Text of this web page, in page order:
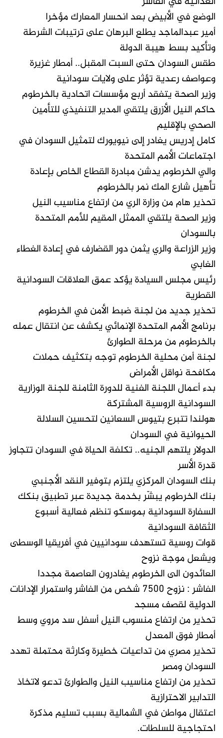
الوضع في الأبيض بعد انحسار المعارك مؤخرا
أمير عبدالماجد يطلع البرهان على ترتيبات الشرطة
وتأكيد بسط هيبة الدولة
طقس السودان حتى السبت المقبل.. أمطار غزيرة
وعواصف رعدية تؤثر على ولايات سودانية
وزير الصحة يتفقد أربع مؤسسات اتحادية بالخرطوم
حاكم النيل الأزرق يلتقي المدير التنفيذي للتأمين
الصحي بالإقليم
كامل إدريس يغادر إلى نيويورك لتمثيل السودان في
اجتماعات الأمم المتحدة
والي الخرطوم يدشن مبادرة القطاع الخاص بإعادة
تأهيل شارع المك نمر بالخرطوم
تحذير هام من وزارة الري من ارتفاع مناسيب النيل
وزير الصحة يلتقي الممثل المقيم للأمم المتحدة
بالسودان
وزير الزراعة والري يثمن دور القضارف في إعادة الغطاء
الغابي
رئيس مجلس السيادة يؤكد عمق العلاقات السودانية
القطرية
تحذير جديد من لجنة ضبط الأمن في الخرطوم
برنامج الأمم المتحدة الإنمائي يكشف عن انتقال عمله
بالخرطوم من مرحلة الطوارئ
لجنة أمن محلية الخرطوم توجه بتكثيف حملات
مكافحة نواقل الأمراض
بدء أعمال اللجنة الفنية للدورة الثامنة للجنة الوزارية
السودانية الروسية المشتركة
هولندا تتبرع بتيوس السعانين لتحسين السلالة
الحيوانية في السودان
الدولار يلتهم الجنيه.. تكلفة الحياة في السودان تتجاوز
قدرة الأسر
بنك السودان المركزي يلتزم بتوفير النقد الأجنبي
بنك الخرطوم يبشّر بخدمة جديدة عبر تطبيق بنكك
السفارة السودانية بموسكو تنظم فعالية أسبوع
الثقافة السودانية
قوات روسية تستهدف سودانيين في أفريقيا الوسطى
ويشعل موجة نزوح
العائدون الى الخرطوم يغادرون العاصمة مجددا
الفاشر : نزوح 7500 شخص من الفاشر واستمرار الإدانات
الدولية لقصف مسجد
تحذير من ارتفاع منسوب النيل أسفل سد مروي وسط
أمطار فوق المعدل
تحذير مصري من تداعيات خطيرة وكارثة محتملة تهدد
السودان ومصر
تحذير من ارتفاع مناسيب النيل والطوارئ تدعو لاتخاذ
التدابير الاحترازية
اعتقال مواطن في الشمالية بسبب تسليم مذكرة
احتجاجية للسلطات.